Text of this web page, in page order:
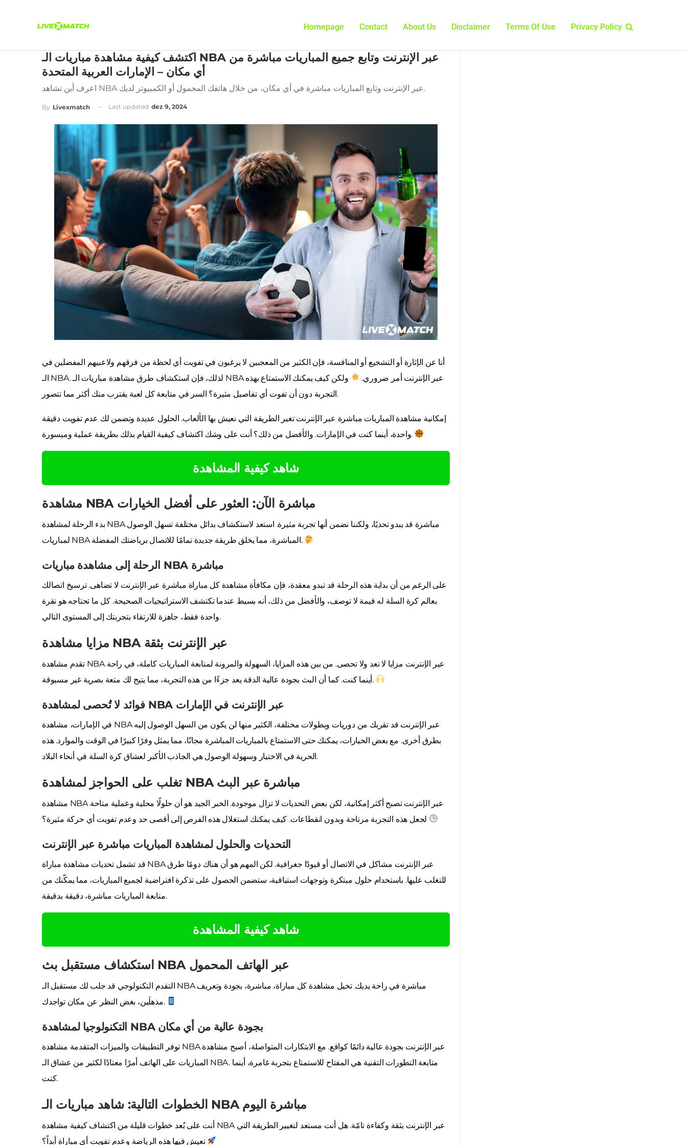
Homepage Contact About Us Disclaimer Terms Of Use Privacy Policy
اكتشف كيفية مشاهدة مباريات الـ NBA عبر الإنترنت وتابع جميع المباريات مباشرة من
أي مكان – الإمارات العربية المتحدة
اعرف أين تشاهد NBA عبر الإنترنت وتابع المباريات مباشرة في أي مكان، من خلال هاتفك المحمول أو الكمبيوتر لديك.
By Livexmatch Last updated dez 9, 2024
أنا عن الإثارة أو التشجيع أو المنافسة، فإن الكثير من المعجبين لا يرغبون في تفويت أي لحظة من فرقهم ولاعبيهم المفضلين في
الـ NBA. لذلك، فإن استكشاف طرق مشاهدة مباريات الـ NBA عبر الإنترنت أمر ضروري.
ولكن كيف يمكنك الاستمتاع بهذه
التجربة دون أن تفوت أي تفاصيل مثيرة؟ السر في متابعة كل لعبة يقترب منك أكثر مما تتصور.
إمكانية مشاهدة المباريات مباشرة عبر الإنترنت تغير الطريقة التي نعيش بها الألعاب. الحلول عديدة وتضمن لك عدم تفويت دقيقة
واحدة، أينما كنت في الإمارات. والأفضل من ذلك؟ أنت على وشك اكتشاف كيفية القيام بذلك بطريقة عملية وميسورة.
شاهد كيفية المشاهدة
مشاهدة NBA مباشرة الآن: العثور على أفضل الخيارات
بدء الرحلة لمشاهدة NBA مباشرة قد يبدو تحديًا، ولكننا نضمن أنها تجربة مثيرة. استعد لاستكشاف بدائل مختلفة تسهل الوصول
لمباريات NBA المباشرة، مما يخلق طريقة جديدة تمامًا للاتصال برياضتك المفضلة.
الرحلة إلى مشاهدة مباريات NBA مباشرة
على الرغم من أن بداية هذه الرحلة قد تبدو معقدة، فإن مكافأة مشاهدة كل مباراة مباشرة عبر الإنترنت لا تضاهى. ترسيخ اتصالك
بعالم كرة السلة له قيمة لا توصف، والأفضل من ذلك، أنه بسيط عندما تكتشف الاستراتيجيات الصحيحة. كل ما تحتاجه هو نقرة
واحدة فقط، جاهزة للارتقاء بتجربتك إلى المستوى التالي.
مزايا مشاهدة NBA عبر الإنترنت بثقة
تقدم مشاهدة NBA عبر الإنترنت مزايا لا تعد ولا تحصى. من بين هذه المزايا، السهولة والمرونة لمتابعة المباريات كاملة، في راحة
أينما كنت. كما أن البث بجودة عالية الدقة يعد جزءًا من هذه التجربة، مما يتيح لك متعة بصرية غير مسبوقة.
فوائد لا تُحصى لمشاهدة NBA عبر الإنترنت في الإمارات
في الإمارات، مشاهدة NBA عبر الإنترنت قد تقربك من دوريات وبطولات مختلفة، الكثير منها لن يكون من السهل الوصول إليه
بطرق أخرى. مع بعض الخيارات، يمكنك حتى الاستمتاع بالمباريات المباشرة مجانًا، مما يمثل وفرًا كبيرًا في الوقت والموارد. هذه
الحرية في الاختيار وسهولة الوصول هي الجاذب الأكبر لعشاق كرة السلة في أنحاء البلاد.
تغلب على الحواجز لمشاهدة NBA مباشرة عبر البث
مشاهدة NBA عبر الإنترنت تصبح أكثر إمكانية، لكن بعض التحديات لا تزال موجودة. الخبر الجيد هو أن حلولًا محلية وعملية متاحة
التحديات والحلول لمشاهدة المباريات مباشرة عبر الإنترنت
قد تشمل تحديات مشاهدة مباراة NBA عبر الإنترنت مشاكل في الاتصال أو قيودًا جغرافية. لكن المهم هو أن هناك دومًا طرق
للتغلب عليها. باستخدام حلول مبتكرة وتوجهات استباقية، ستضمن الحصول على تذكرة افتراضية لجميع المباريات، مما يمكّنك من
متابعة المباريات مباشرة، دقيقة بدقيقة.
شاهد كيفية المشاهدة
استكشاف مستقبل بث NBA عبر الهاتف المحمول
التقدم التكنولوجي قد جلب لك مستقبل الـ NBA مباشرة في راحة يديك. تخيل مشاهدة كل مباراة، مباشرة، بجودة وتعريف
مذهلَين، بغض النظر عن مكان تواجدك.
التكنولوجيا لمشاهدة NBA بجودة عالية من أي مكان
توفر التطبيقات والميزات المتقدمة مشاهدة NBA عبر الإنترنت بجودة عالية دائمًا كواقع. مع الابتكارات المتواصلة، أصبح مشاهدة
المباريات على الهاتف أمرًا معتادًا لكثير من عشاق الـ NBA. متابعة التطورات التقنية هي المفتاح للاستمتاع بتجربة غامرة، أينما
كنت.
الخطوات التالية: شاهد مباريات الـ NBA مباشرة اليوم
أنت على بُعد خطوات قليلة من اكتشاف كيفية مشاهدة NBA عبر الإنترنت بثقة وكفاءة تامّة. هل أنت مستعد لتغيير الطريقة التي
تعيش فيها هذه الرياضة وعدم تفويت أي مباراة أبداً؟